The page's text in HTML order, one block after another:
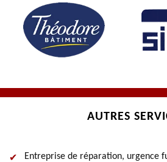
AUTRES
Entreprise de réparation, urgence